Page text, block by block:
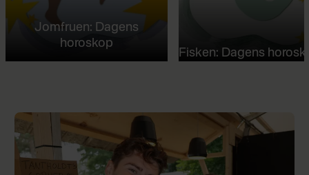
Jomfruen: Dagens
horoskop
Fisken: Dagens